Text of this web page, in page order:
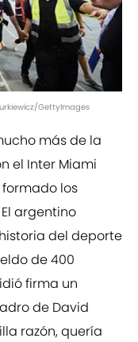
GettyImages
más de la
el Inter Miami
los
argentino
del deporte
de 400
firma un
de David
razón, quería